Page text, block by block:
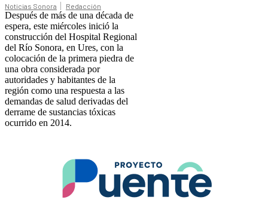
Noticias Sonora Redacción
Después de más de una década de
espera, este miércoles inició la
construcción del Hospital Regional
del Río Sonora, en Ures, con la
colocación de la primera piedra de
una obra considerada por
autoridades y habitantes de la
región como una respuesta a las
demandas de salud derivadas del
derrame de sustancias tóxicas
ocurrido en 2014.